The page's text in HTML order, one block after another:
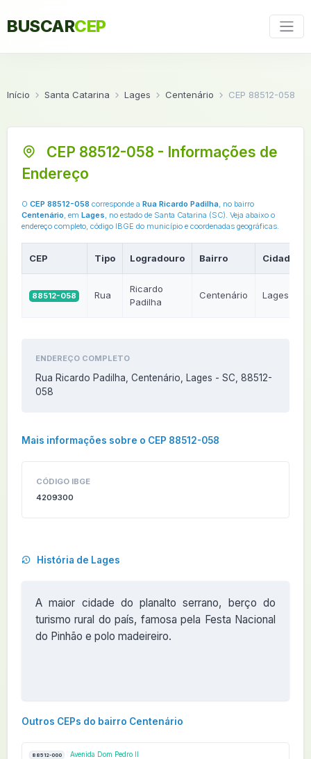
BUSCARCEP
Início Santa Catarina Lages Centenário CEP 88512-058
CEP 88512-058 - Informações de
Endereço
O CEP 88512-058 corresponde a Rua Ricardo Padilha, no bairro
Centenário, em Lages, no estado de Santa Catarina (SC). Veja abaixo o
endereço completo, código IBGE do município e coordenadas geográficas.
CEP Tipo Logradouro Bairro Cidade
88512-058 Rua
Ricardo
Padilha
Centenário Lages
ENDEREÇO COMPLETO
Rua Ricardo Padilha, Centenário, Lages - SC, 88512-
058
Mais informações sobre o CEP 88512-058
CÓDIGO IBGE
4209300
História de Lages
A maior cidade do planalto serrano, berço do
turismo rural do país, famosa pela Festa Nacional
do Pinhão e polo madeireiro.
Outros CEPs do bairro Centenário
88512-000 Avenida Dom Pedro II